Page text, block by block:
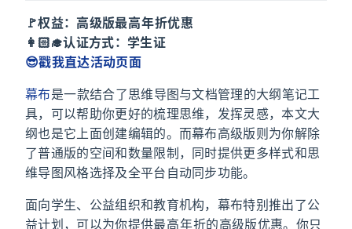
🚩权益：高级版最高 3 年 8 折优惠
👩🏻‍🎓认证方式：学生证
😎戳我直达活动页面
幕布是一款结合了思维导图与文档管理的大纲笔记工
具，可以帮助你更好的梳理思维，发挥灵感，本文大
纲也是它上面创建编辑的。而幕布高级版则为你解除
了普通版的空间和数量限制，同时提供更多样式和思
维导图风格选择及全平台自动同步功能。
面向学生、公益组织和教育机构，幕布特别推出了公
益计划，可以为你提供最高 3 年 8 折的高级版优惠。你只